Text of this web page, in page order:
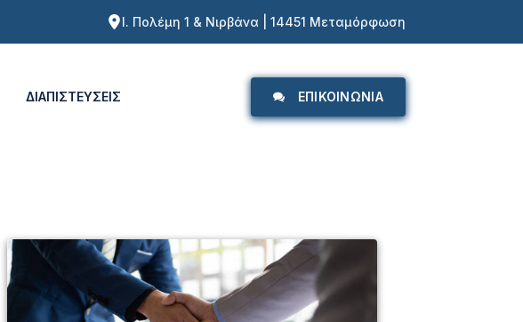
Ι. Πολέμη 1 & Νιρβάνα | 14451 Μεταμόρφωση
ΔΙΑΠΙΣΤΕΥΣΕΙΣ ΕΠΙΚΟΙΝΩΝΙΑ